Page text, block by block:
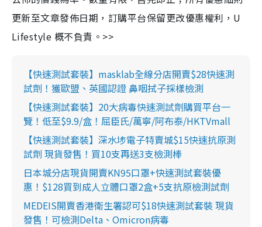
更新至文章發佈日期，訂購平台保留更改優惠權利，U
Lifestyle 概不負責。>>
【快速測試套裝】masklab全線分店開賣$28快速測
試劑！獲歐盟、英國認證 鼻咽拭子採樣檢測
【快速測試套裝】20大病毒快速測試劑購買平台一
覽！低至$9.9/盒！屈臣氏/萬寧/阿布泰/HKTVmall
【快速測試套裝】深水埗電子特賣城$15快速抗原測
試劑 現貨發售！買10支再送3支檢測棒
日本城分店現貨開賣KN95口罩+快速測試套裝優
惠！$128買到成人立體口罩2盒+5支抗原檢測試劑
MEDEIS開賣香港衛生署認可$18快速測試套裝 現貨
發售！可檢測Delta、Omicron病毒